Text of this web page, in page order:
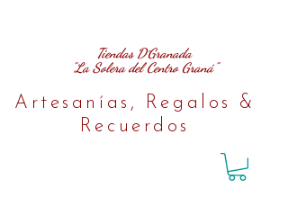
Tiendas D´Granada
"La Solera del Centro Graná"
Artesanías, Regalos &
Recuerdos